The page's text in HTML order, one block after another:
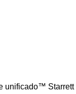
unificado™ Starrett